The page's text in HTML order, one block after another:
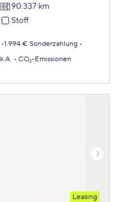
90.337 km
Stoff
1.994 € Sonderzahlung
k.A.
CO₂-Emissionen
Leasing